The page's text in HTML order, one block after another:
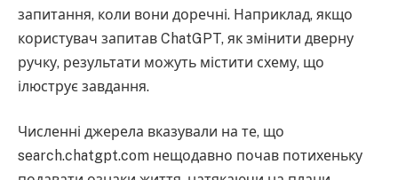
запитання, коли вони доречні. Наприклад, якщо
користувач запитав ChatGPT, як змінити дверну
ручку, результати можуть містити схему, що
ілюструє завдання.
Численні джерела вказували на те, що
search.chatgpt.com нещодавно почав потихеньку